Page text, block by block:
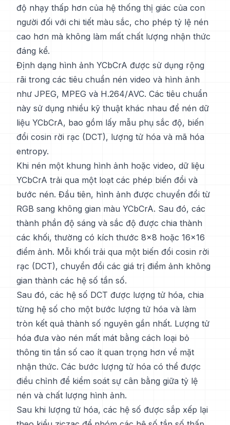
độ nhạy thấp hơn của hệ thống thị giác của con
người đối với chi tiết màu sắc, cho phép tỷ lệ nén
cao hơn mà không làm mất chất lượng nhận thức
đáng kể.
Định dạng hình ảnh YCbCrA được sử dụng rộng
rãi trong các tiêu chuẩn nén video và hình ảnh
như JPEG, MPEG và H.264/AVC. Các tiêu chuẩn
này sử dụng nhiều kỹ thuật khác nhau để nén dữ
liệu YCbCrA, bao gồm lấy mẫu phụ sắc độ, biến
đổi cosin rời rạc (DCT), lượng tử hóa và mã hóa
entropy.
Khi nén một khung hình ảnh hoặc video, dữ liệu
YCbCrA trải qua một loạt các phép biến đổi và
bước nén. Đầu tiên, hình ảnh được chuyển đổi từ
RGB sang không gian màu YCbCrA. Sau đó, các
thành phần độ sáng và sắc độ được chia thành
các khối, thường có kích thước 8x8 hoặc 16x16
điểm ảnh. Mỗi khối trải qua một biến đổi cosin rời
rạc (DCT), chuyển đổi các giá trị điểm ảnh không
gian thành các hệ số tần số.
Sau đó, các hệ số DCT được lượng tử hóa, chia
từng hệ số cho một bước lượng tử hóa và làm
tròn kết quả thành số nguyên gần nhất. Lượng tử
hóa đưa vào nén mất mát bằng cách loại bỏ
thông tin tần số cao ít quan trọng hơn về mặt
nhận thức. Các bước lượng tử hóa có thể được
điều chỉnh để kiểm soát sự cân bằng giữa tỷ lệ
nén và chất lượng hình ảnh.
Sau khi lượng tử hóa, các hệ số được sắp xếp lại